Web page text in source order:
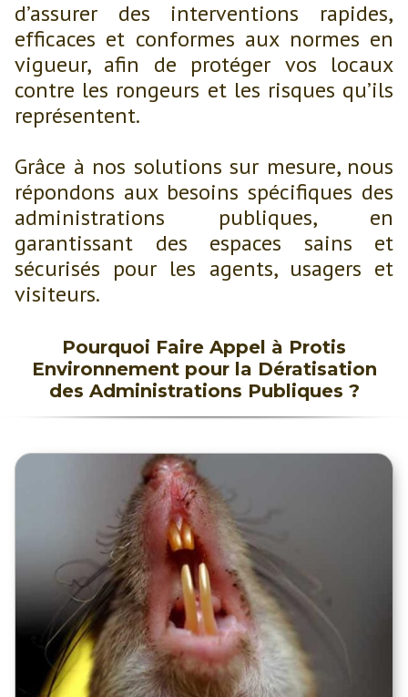
d’assurer des interventions rapides,
efficaces et conformes aux normes en
vigueur, afin de protéger vos locaux
contre les rongeurs et les risques qu’ils
représentent.
Grâce à nos solutions sur mesure, nous
répondons aux besoins spécifiques des
administrations publiques, en
garantissant des espaces sains et
sécurisés pour les agents, usagers et
visiteurs.
Pourquoi Faire Appel à Protis
Environnement pour la Dératisation
des Administrations Publiques ?